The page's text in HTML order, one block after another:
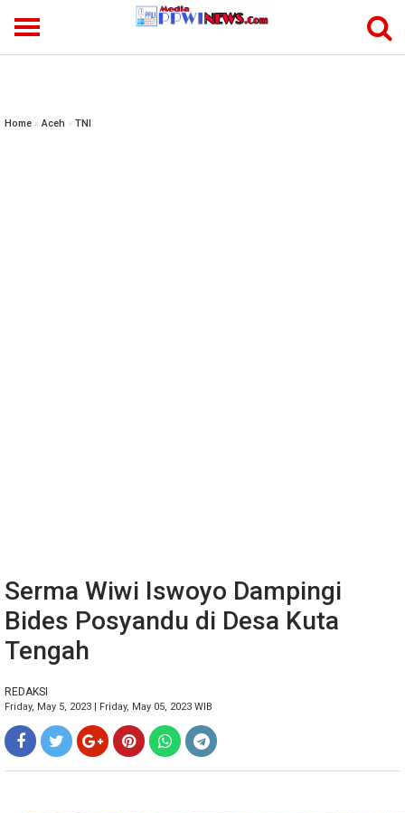
Home »Aceh » TNI
Serma Wiwi Iswoyo Dampingi
Bides Posyandu di Desa Kuta
Tengah
REDAKSI
Friday, May 5, 2023 | Friday, May 05, 2023 WIB